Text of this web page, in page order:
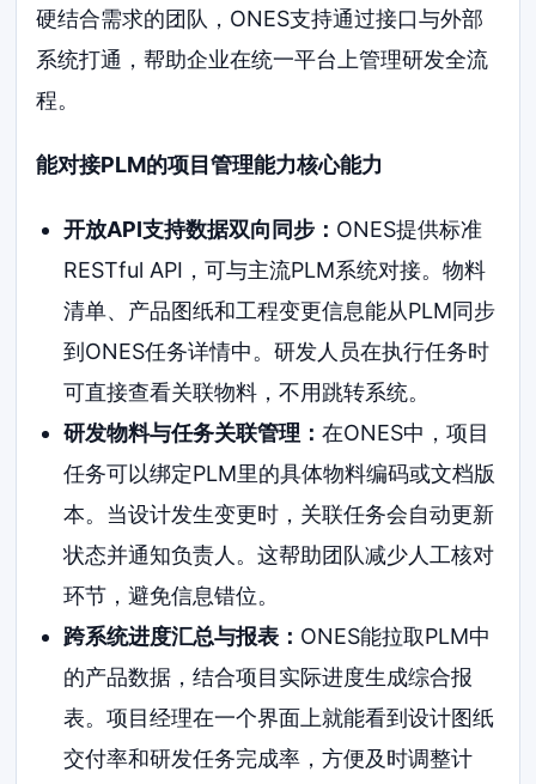
硬结合需求的团队，ONES支持通过接口与外部
系统打通，帮助企业在统一平台上管理研发全流
程。
能对接PLM的项目管理能力核心能力
开放API支持数据双向同步： ONES提供标准
RESTful API，可与主流PLM系统对接。物料
清单、产品图纸和工程变更信息能从PLM同步
到ONES任务详情中。研发人员在执行任务时
可直接查看关联物料，不用跳转系统。
研发物料与任务关联管理： 在ONES中，项目
任务可以绑定PLM里的具体物料编码或文档版
本。当设计发生变更时，关联任务会自动更新
状态并通知负责人。这帮助团队减少人工核对
环节，避免信息错位。
跨系统进度汇总与报表： ONES能拉取PLM中
的产品数据，结合项目实际进度生成综合报
表。项目经理在一个界面上就能看到设计图纸
交付率和研发任务完成率，方便及时调整计